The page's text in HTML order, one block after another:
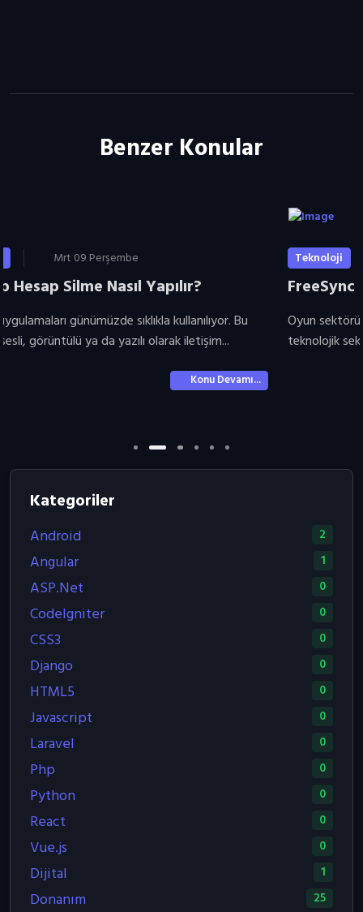
Benzer Konular
Teknoloji Mrt 10 Cuma
FreeSync Nedir?
Oyun sektörü, sürekli yükselen bir ivmeyle en hızlı büyüyen
teknolojik sektörlerden biri haline gelmiştir. Gerek...
Kategoriler
Android 2
Angular 1
ASP.Net 0
CodeIgniter 0
CSS3 0
Django 0
HTML5 0
Javascript 0
Laravel 0
Php 0
Python 0
React 0
Vue.js 0
Dijital 1
Donanım 25